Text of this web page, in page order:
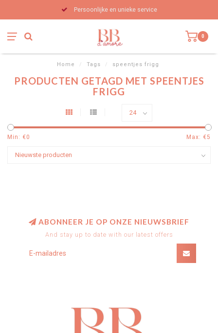
Persoonlijke en unieke service
0
Home / Tags / speentjes frigg
PRODUCTEN GETAGD MET SPEENTJES
FRIGG
Min: €0 Max: €5
ABONNEER JE OP ONZE NIEUWSBRIEF
And stay up to date with our latest offers